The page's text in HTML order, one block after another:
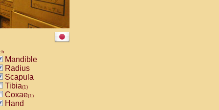
Mandible
Radius
Scapula
Tibia(1)
Coxae(1)
Hand